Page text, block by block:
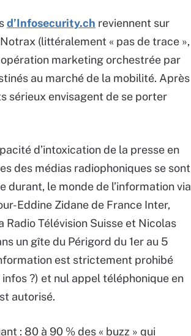
d’Infosecurity.ch reviennent sur
(littéralement « pas de trace »,
opération marketing orchestrée par
au marché de la mobilité. Après
sérieux envisagent de se porter
d’intoxication de la presse en
des médias radiophoniques se sont
durant, le monde de l’information via
Eddine Zidane de France Inter,
Radio Télévision Suisse et Nicolas
un gîte du Périgord du 1er au 5
est strictement prohibé
?) et nul appel téléphonique en
autorisé.
: 80 à 90 % des « buzz » qui